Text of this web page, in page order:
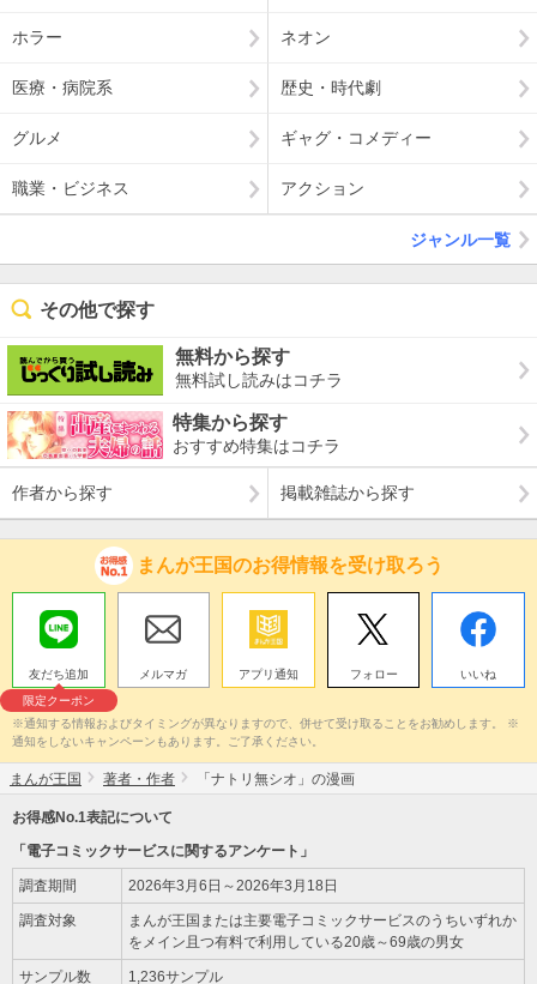
ホラー ネオン
医療・病院系 歴史・時代劇
グルメ ギャグ・コメディー
職業・ビジネス アクション
ジャンル一覧
その他で探す
無料から探す
無料試し読みはコチラ
特集から探す
おすすめ特集はコチラ
作者から探す 掲載雑誌から探す
まんが王国のお得情報を受け取ろう
友だち追加
限定クーポン
メルマガ アプリ通知 フォロー いいね
※通知する情報およびタイミングが異なりますので、併せて受け取ることをお勧めします。 ※
通知をしないキャンペーンもあります。ご了承ください。
まんが王国 著者・作者 「ナトリ無シオ」の漫画
お得感No.1表記について
「電子コミックサービスに関するアンケート」
調査期間 2026年3月6日～2026年3月18日
調査対象
まんが王国または主要電子コミックサービスのうちいずれか
をメイン且つ有料で利用している20歳～69歳の男女
サンプル数 1,236サンプル